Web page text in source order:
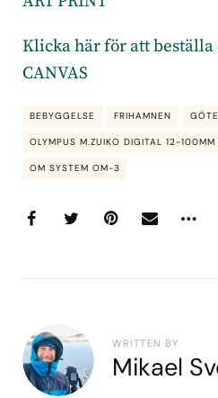
Klicka här för att
CANVAS
BEBYGGELSE FRIHAMNEN
OLYMPUS M.ZUIKO DIGITAL 12-
OM SYSTEM OM-3
WRITTEN BY
Mikael